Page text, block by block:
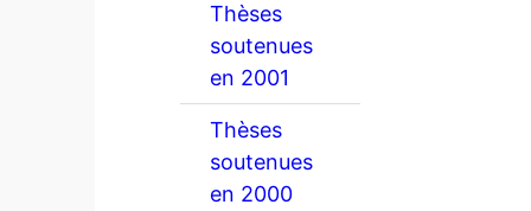
Thèses
soutenues
en 2001
Thèses
soutenues
en 2000